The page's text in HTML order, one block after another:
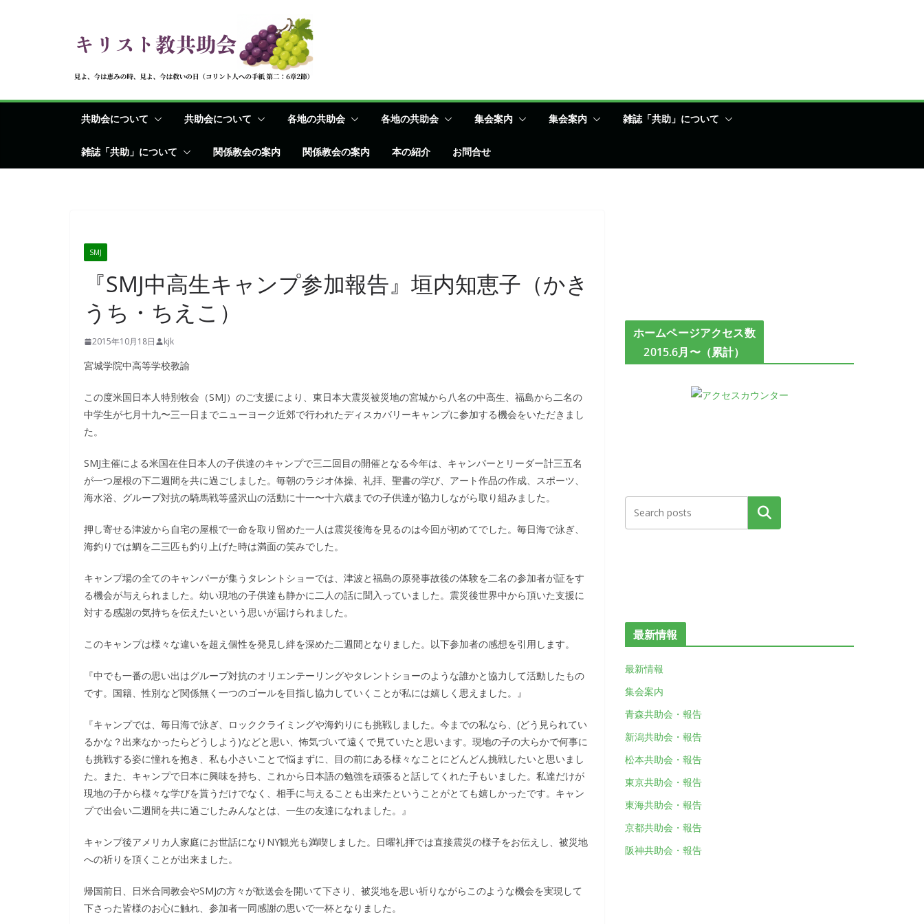
へ
共助会について 共助会について 各地の共助会 各地の共助会 集会案内 集会案内 雑誌「共助」について
雑誌「共助」について 関係教会の案内 関係教会の案内 本の紹介 お問合せ
SMJ
『SMJ中高生キャンプ参加報告』垣内知恵子（かき
うち・ちえこ）
2015年10月18日 kjk
宮城学院中高等学校教諭
この度米国日本人特別牧会（SMJ）のご支援により、東日本大震災被災地の宮城から八名の中高生、福島から二名の
中学生が七月十九〜三一日までニューヨーク近郊で行われたディスカバリーキャンプに参加する機会をいただきまし
た。
SMJ主催による米国在住日本人の子供達のキャンプで三二回目の開催となる今年は、キャンパーとリーダー計三五名
が一つ屋根の下二週間を共に過ごしました。毎朝のラジオ体操、礼拝、聖書の学び、アート作品の作成、スポーツ、
海水浴、グループ対抗の騎馬戦等盛沢山の活動に十一〜十六歳までの子供達が協力しながら取り組みました。
押し寄せる津波から自宅の屋根で一命を取り留めた一人は震災後海を見るのは今回が初めてでした。毎日海で泳ぎ、
海釣りでは鯛を二三匹も釣り上げた時は満面の笑みでした。
キャンプ場の全てのキャンパーが集うタレントショーでは、津波と福島の原発事故後の体験を二名の参加者が証をす
る機会が与えられました。幼い現地の子供達も静かに二人の話に聞入っていました。震災後世界中から頂いた支援に
対する感謝の気持ちを伝えたいという思いが届けられました。
このキャンプは様々な違いを超え個性を発見し絆を深めた二週間となりました。以下参加者の感想を引用します。
『中でも一番の思い出はグループ対抗のオリエンテーリングやタレントショーのような誰かと協力して活動したもの
です。国籍、性別など関係無く一つのゴールを目指し協力していくことが私には嬉しく思えました。』
『キャンプでは、毎日海で泳ぎ、ロッククライミングや海釣りにも挑戦しました。今までの私なら、(どう見られてい
るかな？出来なかったらどうしよう)などと思い、怖気づいて遠くで見ていたと思います。現地の子の大らかで何事に
も挑戦する姿に憧れを抱き、私も小さいことで悩まずに、目の前にある様々なことにどんどん挑戦したいと思いまし
た。また、キャンプで日本に興味を持ち、これから日本語の勉強を頑張ると話してくれた子もいました。私達だけが
現地の子から様々な学びを貰うだけでなく、相手に与えることも出来たということがとても嬉しかったです。キャン
プで出会い二週間を共に過ごしたみんなとは、一生の友達になれました。』
キャンプ後アメリカ人家庭にお世話になりNY観光も満喫しました。日曜礼拝では直接震災の様子をお伝えし、被災地
への祈りを頂くことが出来ました。
帰国前日、日米合同教会やSMJの方々が歓送会を開いて下さり、被災地を思い祈りながらこのような機会を実現して
下さった皆様のお心に触れ、参加者一同感謝の思いで一杯となりました。
ホームページアクセス数
2015.6月〜（累計）
検索
最新情報
最新情報
集会案内
青森共助会・報告
新潟共助会・報告
松本共助会・報告
東京共助会・報告
東海共助会・報告
京都共助会・報告
阪神共助会・報告